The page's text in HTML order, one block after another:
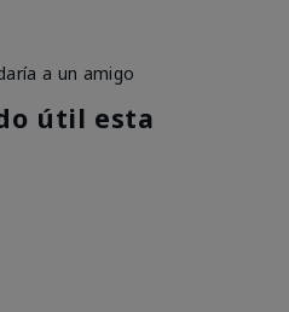
a un amigo
útil esta